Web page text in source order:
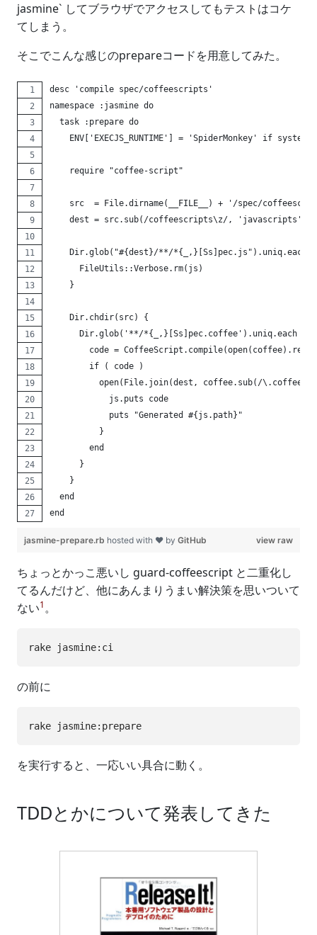
jasmine` してブラウザでアクセスしてもテストはコケ
てしまう。
そこでこんな感じのprepareコードを用意してみた。
desc 'compile spec/coffeescripts'
namespace :jasmine do
  task :prepare do
ENV['EXECJS_RUNTIME'] = 'SpiderMonkey' if
    require "coffee-script"
src  = File.dirname(__FILE__) + '/spec/
    dest = src.sub(/coffeescripts\z/, 'javascripts')
Dir.glob("#{dest}/**/*{_,}[Ss]pec.js").uniq.each
      FileUtils::Verbose.rm(js)
    }
    Dir.chdir(src) {
Dir.glob('**/*{_,}[Ss]pec.coffee').uniq.each {
code =
        if ( code )
open(File.join(dest, coffee.sub(/
            js.puts code
            puts "Generated #{js.path}"
          }
        end
      }
    }
  end
end
view raw
jasmine-prepare.rb hosted with ❤ by GitHub
ちょっとかっこ悪いし guard-coffeescript と二重化し
てるんだけど、他にあんまりうまい解決策を思いついて
ない1。
の前に
を実行すると、一応いい具合に動く。
TDDとかについて発表してきた